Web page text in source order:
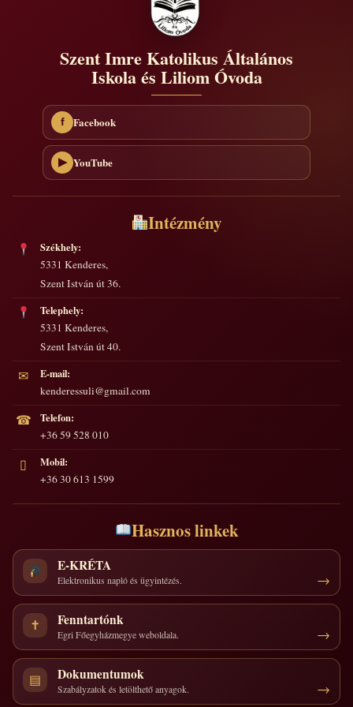
Szent Imre Katolikus Általános
Iskola és Liliom Óvoda
f Facebook
▶ YouTube
Intézmény
Székhely:
5331 Kenderes,
Szent István út 36.
Telephely:
5331 Kenderes,
Szent István út 40.
✉
E-mail:
kenderessuli@gmail.com
☎
Telefon:
+36 59 528 010
▯
Mobil:
+36 30 613 1599
Hasznos linkek
E-KRÉTA
Elektronikus napló és ügyintézés.
✝ Fenntartónk
Egri Főegyházmegye weboldala.
▤ Dokumentumok
Szabályzatok és letölthető anyagok.